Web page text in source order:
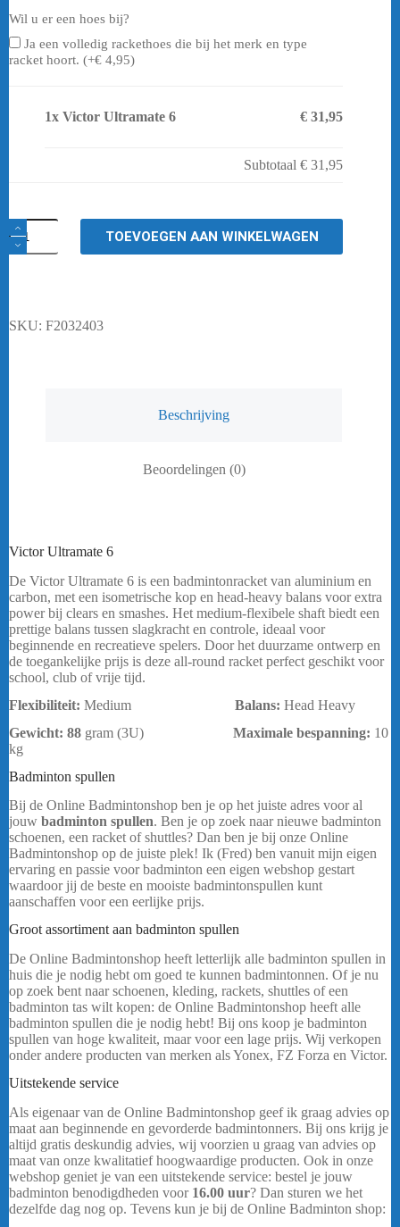
Wil u er een hoes bij?
Ja een volledig rackethoes die bij het merk en type
racket hoort. (+€ 4,95)
1x Victor Ultramate 6 € 31,95
Subtotaal€ 31,95
Victor
Ultramate
6
TOEVOEGEN AAN WINKELWAGEN
SKU: F2032403
Beschrijving
Beoordelingen (0)
Victor Ultramate 6
De Victor Ultramate 6 is een badmintonracket van aluminium en
carbon, met een isometrische kop en head-heavy balans voor extra
power bij clears en smashes. Het medium-flexibele shaft biedt een
prettige balans tussen slagkracht en controle, ideaal voor
beginnende en recreatieve spelers. Door het duurzame ontwerp en
de toegankelijke prijs is deze all-round racket perfect geschikt voor
school, club of vrije tijd.
Flexibiliteit: Medium Balans: Head Heavy
Gewicht: 88 gram (3U) Maximale bespanning: 10
kg
Badminton spullen
Bij de Online Badmintonshop ben je op het juiste adres voor al
jouw badminton spullen. Ben je op zoek naar nieuwe badminton
schoenen, een racket of shuttles? Dan ben je bij onze Online
Badmintonshop op de juiste plek! Ik (Fred) ben vanuit mijn eigen
ervaring en passie voor badminton een eigen webshop gestart
waardoor jij de beste en mooiste badmintonspullen kunt
aanschaffen voor een eerlijke prijs.
Groot assortiment aan badminton spullen
De Online Badmintonshop heeft letterlijk alle badminton spullen in
huis die je nodig hebt om goed te kunnen badmintonnen. Of je nu
op zoek bent naar schoenen, kleding, rackets, shuttles of een
badminton tas wilt kopen: de Online Badmintonshop heeft alle
badminton spullen die je nodig hebt! Bij ons koop je badminton
spullen van hoge kwaliteit, maar voor een lage prijs. Wij verkopen
onder andere producten van merken als Yonex, FZ Forza en Victor.
Uitstekende service
Als eigenaar van de Online Badmintonshop geef ik graag advies op
maat aan beginnende en gevorderde badmintonners. Bij ons krijg je
altijd gratis deskundig advies, wij voorzien u graag van advies op
maat van onze kwalitatief hoogwaardige producten. Ook in onze
webshop geniet je van een uitstekende service: bestel je jouw
badminton benodigdheden voor 16.00 uur? Dan sturen we het
dezelfde dag nog op. Tevens kun je bij de Online Badminton shop: